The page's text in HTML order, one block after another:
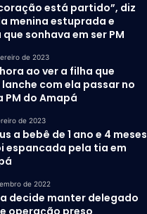
está partido”, diz
menina estuprada e
sonhava em ser PM
de 2023
ao ver a filha que
com ela passar no
PM do Amapá
de 2023
a bebê de 1 ano e 4 meses
espancada pela tia em
de 2022
decide manter delegado
operação preso